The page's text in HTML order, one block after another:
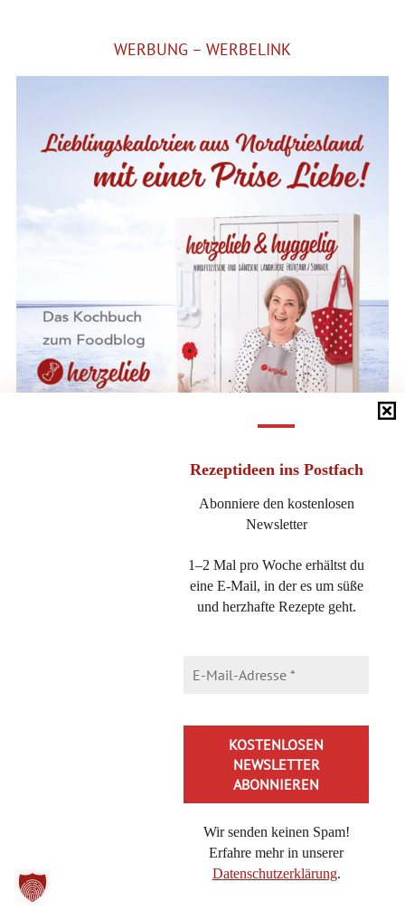
Rezeptideen ins Postfach
Abonniere den kostenlosen
Newsletter
1–2 Mal pro Woche erhältst du
eine E-Mail, in der es um süße
und herzhafte Rezepte geht.
Wir senden keinen Spam!
Erfahre mehr in unserer
Datenschutzerklärung.
WERBUNG – WERBELINK
Direkt bei BoD kaufen
NEUESTE BEITRÄGE
Saftiger Käsekuchen aus der Kastenform – einfach & cremig
Brokkoli-Pasta mit Feta – ein 20-Minuten Nudelgericht
Bienenkaramell, schnelles Rezept für eine Honig-Nascherei
Cheeseburger-Pasta, in 20 Minuten lecker essen mit diesem
Rezept